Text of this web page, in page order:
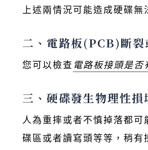
上述兩情況可能造成硬碟無
二、電路板(PCB)斷裂
您可以檢查 電路板接頭是
三、硬碟發生物理性損
人為重摔或者不慎掉落都
碟區或者讀寫頭等等，稍有